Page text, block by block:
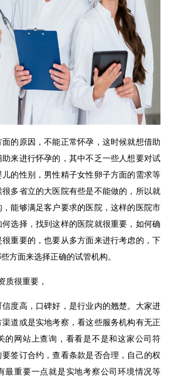
的原因，不能正常怀孕，这时候就想借助
来进行怀孕的，其中不乏一些人想要对试
的性别，男性精子女性卵子方面的需求等
多省立的大医院有些是不能做的，所以就
能够满足客户要求的医院，这样的医院市
选择，找到这样的医院就很重要，如何确
重要的，也要从多方面来进行考虑的，下
方面来选择正确的试管机构。
质很重要，
度高，口碑好，是行业内的翘楚。大家进
道或是实地考察，看这些服务机构有无正
的网站上查询，看看是不是和这家公司符
签订合约，查看条款是否合理，自己的权
最重要一点就是实地考察公司环境情况等